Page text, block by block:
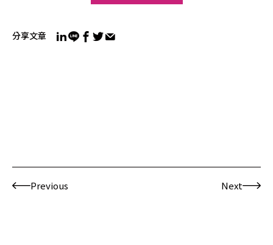
分享文章
Previous Next